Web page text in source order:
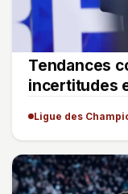
Tendances
incertitudes
Ligue des